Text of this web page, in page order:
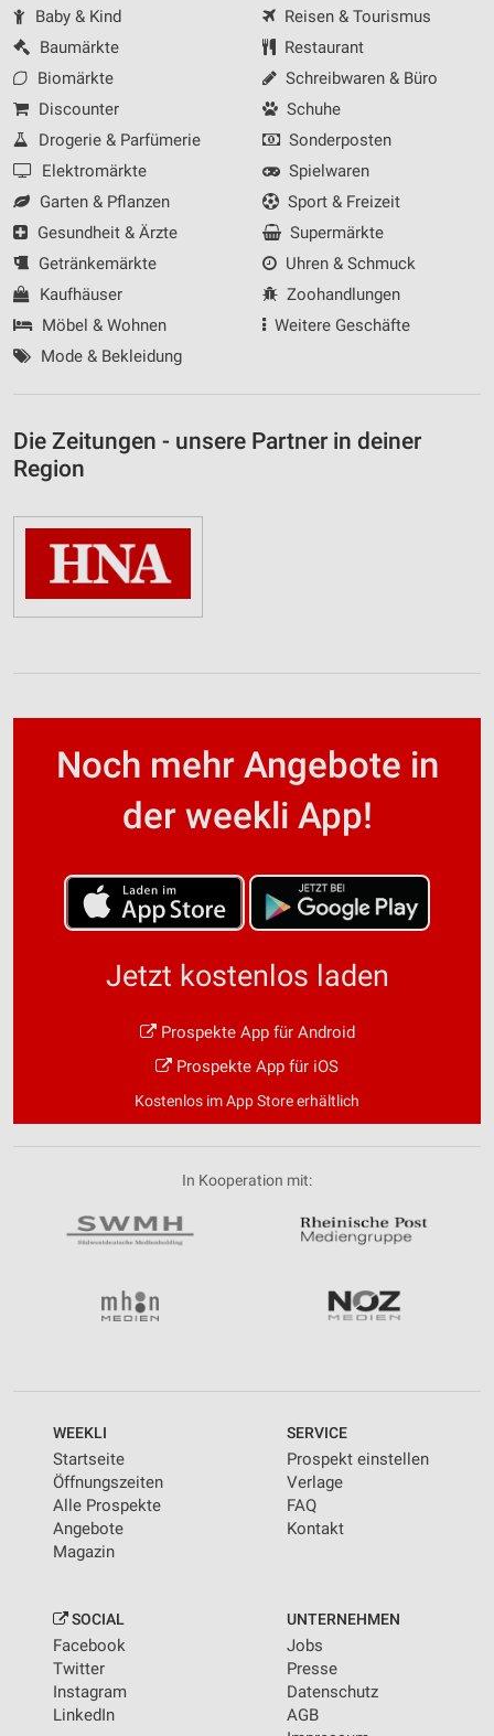
Baby & Kind
Baumärkte
Biomärkte
Discounter
Drogerie & Parfümerie
Elektromärkte
Garten & Pflanzen
Gesundheit & Ärzte
Getränkemärkte
Kaufhäuser
Möbel & Wohnen
Mode & Bekleidung
Reisen & Tourismus
Restaurant
Schreibwaren & Büro
Schuhe
Sonderposten
Spielwaren
Sport & Freizeit
Supermärkte
Uhren & Schmuck
Zoohandlungen
Weitere Geschäfte
Die Zeitungen - unsere Partner in deiner
Region
Noch mehr Angebote in
der weekli App!
Jetzt kostenlos laden
Prospekte App für Android
Prospekte App für iOS
Kostenlos im App Store erhältlich
In Kooperation mit:
WEEKLI
Startseite
Öffnungszeiten
Alle Prospekte
Angebote
Magazin
SERVICE
Prospekt einstellen
Verlage
FAQ
Kontakt
SOCIAL
Facebook
Twitter
Instagram
LinkedIn
UNTERNEHMEN
Jobs
Presse
Datenschutz
AGB